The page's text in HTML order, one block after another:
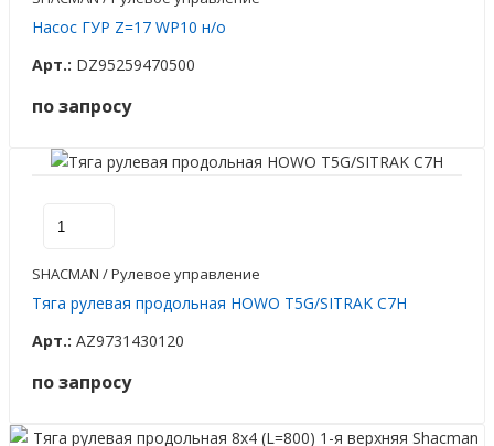
Насос ГУР Z=17 WP10 н/о
Арт.: DZ95259470500
по запросу
SHACMAN / Рулевое управление
Тяга рулевая продольная HOWO T5G/SITRAK C7H
Арт.: AZ9731430120
по запросу